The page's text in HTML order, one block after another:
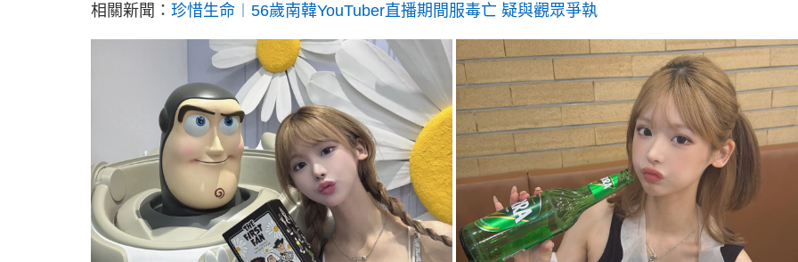
相關新聞： 珍惜生命︱56歲南韓YouTuber直播期間服毒亡 疑與觀眾爭執